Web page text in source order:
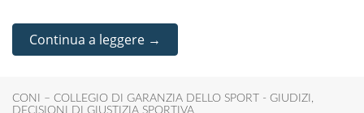
Continua a leggere →
CONI – COLLEGIO DI GARANZIA DELLO SPORT - GIUDIZI ,
DECISIONI DI GIUSTIZIA SPORTIVA